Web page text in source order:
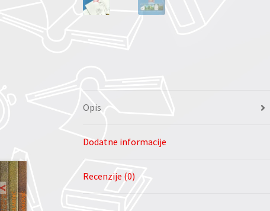
Opis
Dodatne informacije
Recenzije (0)